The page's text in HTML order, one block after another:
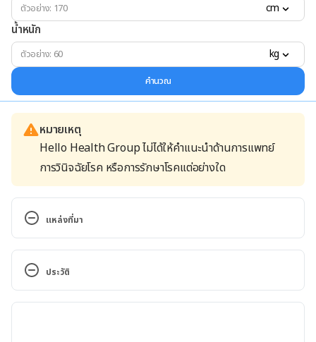
cm
น้ำหนัก
kg
คำนวณ
หมายเหตุ
Hello Health Group ไม่ได้ให้คำแนะนำด้านการแพทย์
การวินิจฉัยโรค หรือการรักษาโรคแต่อย่างใด
แหล่งที่มา
Both Beer, Red Wine Raise Blood Pressure
https://www.webmd.com/hypertension-high-
blood-pressure/news/20050418/both-beer-red-
ประวัติ